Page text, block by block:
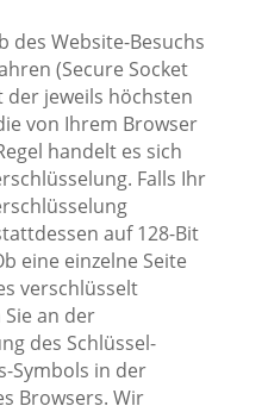
des Website-Besuchs
(Secure Socket
der jeweils höchsten
von Ihrem Browser
handelt es sich
Falls Ihr
auf 128-Bit
eine einzelne Seite
verschlüsselt
an der
des Schlüssel-
Symbols in der
Browsers. Wir